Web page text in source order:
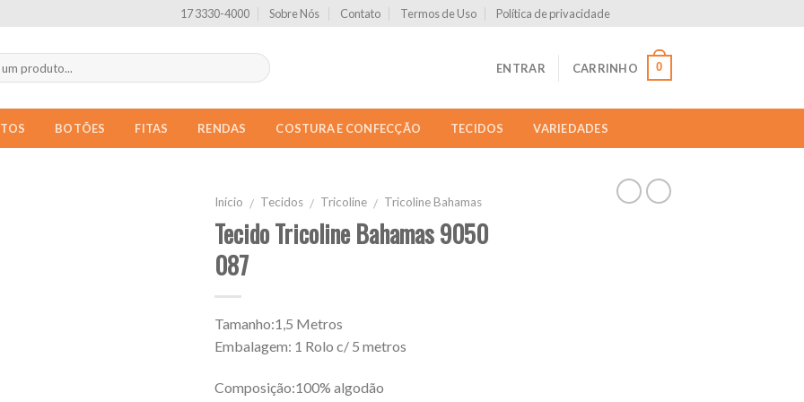
17 3330-4000 Sobre Nós Contato Termos de Uso Política de privacidade
ENTRAR CARRINHO 0
BOTÕES FITAS RENDAS COSTURA E CONFECÇÃO TECIDOS VARIEDADES
Início / Tecidos / Tricoline / Tricoline Bahamas
Tecido Tricoline Bahamas 9050
087
Tamanho:1,5 Metros
Embalagem: 1 Rolo c/ 5 metros
Composição:100% algodão